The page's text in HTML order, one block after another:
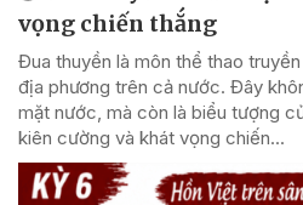
vọng chiến thắng
Đua thuyền là môn thể thao
địa phương trên cả nước. Đây
mặt nước, mà còn là biểu tượng
kiên cường và khát vọng chiến...